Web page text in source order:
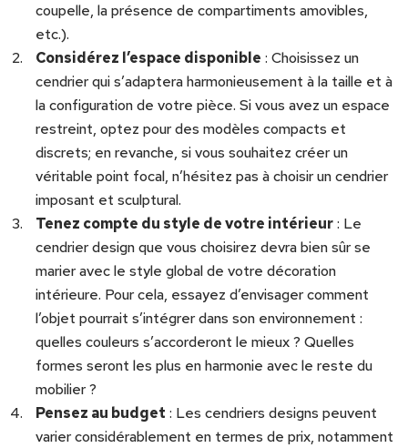
coupelle, la présence de compartiments amovibles,
etc.).
Considérez l’espace disponible : Choisissez un
cendrier qui s’adaptera harmonieusement à la taille et à
la configuration de votre pièce. Si vous avez un espace
restreint, optez pour des modèles compacts et
discrets; en revanche, si vous souhaitez créer un
véritable point focal, n’hésitez pas à choisir un cendrier
imposant et sculptural.
Tenez compte du style de votre intérieur: Le
cendrier design que vous choisirez devra bien sûr se
marier avec le style global de votre décoration
intérieure. Pour cela, essayez d’envisager comment
l’objet pourrait s’intégrer dans son environnement :
quelles couleurs s’accorderont le mieux ? Quelles
formes seront les plus en harmonie avec le reste du
mobilier ?
Pensez au budget : Les cendriers designs peuvent
varier considérablement en termes de prix, notamment